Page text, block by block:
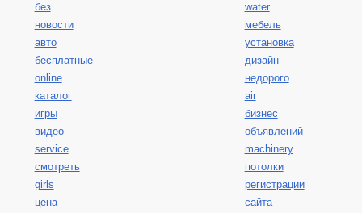
без
новости
авто
бесплатные
online
каталог
игры
видео
service
смотреть
girls
цена
water
мебель
установка
дизайн
недорого
air
бизнес
объявлений
machinery
потолки
регистрации
сайта